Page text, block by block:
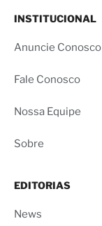
INSTITUCIONAL
Anuncie Conosco
Fale Conosco
Nossa Equipe
Sobre
EDITORIAS
News